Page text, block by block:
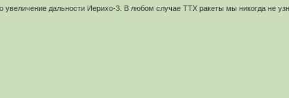
увеличение дальности Иерихо-3. В любом случае ТТХ ракеты мы никогда не